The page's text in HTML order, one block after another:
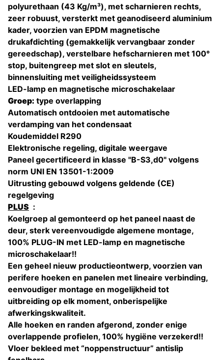
polyurethaan (43 Kg/m³), met scharnieren rechts,
zeer robuust, versterkt met geanodiseerd aluminium
kader, voorzien van EPDM magnetische
drukafdichting (gemakkelijk vervangbaar zonder
gereedschap), verstelbare hefscharnieren met 100°
stop, buitengreep met slot en sleutels,
binnensluiting met veiligheidssysteem
LED-lamp en magnetische microschakelaar
Groep: type overlapping
Automatisch ontdooien met automatische
verdamping van het condensaat
Koudemiddel R290
Elektronische regeling, digitale weergave
Paneel gecertificeerd in klasse "B-S3,d0" volgens
norm UNI EN 13501-1:2009
Uitrusting gebouwd volgens geldende (CE)
regelgeving
PLUS :
Koelgroep al gemonteerd op het paneel naast de
deur, sterk vereenvoudigde algemene montage,
100% PLUG-IN met LED-lamp en magnetische
microschakelaar!!
Een geheel nieuw productieontwerp, voorzien van
perifere hoeken en panelen met lineaire verbinding,
eenvoudiger montage en mogelijkheid tot
uitbreiding op elk moment, onberispelijke
afwerkingskwaliteit.
Alle hoeken en randen afgerond, zonder enige
overlappende profielen, 100% hygiëne verzekerd!!
Vloer bekleed met “noppenstructuur” antislip